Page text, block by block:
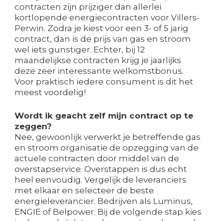
contracten zijn prijziger dan allerlei
kortlopende energiecontracten voor Villers-
Perwin. Zodra je kiest voor een 3- of 5 jarig
contract, dan is de prijs van gas en stroom
wel iets gunstiger. Echter, bij 12
maandelijkse contracten krijg je jaarlijks
deze zeer interessante welkomstbonus.
Voor praktisch iedere consument is dit het
meest voordelig!
Wordt ik geacht zelf mijn contract op te
zeggen?
Nee, gewoonlijk verwerkt je betreffende gas
en stroom organisatie de opzegging van de
actuele contracten door middel van de
overstapservice. Overstappen is dus echt
heel eenvoudig. Vergelijk de leveranciers
met elkaar en selecteer de beste
energieleverancier. Bedrijven als Luminus,
ENGIE of Belpower. Bij de volgende stap kies